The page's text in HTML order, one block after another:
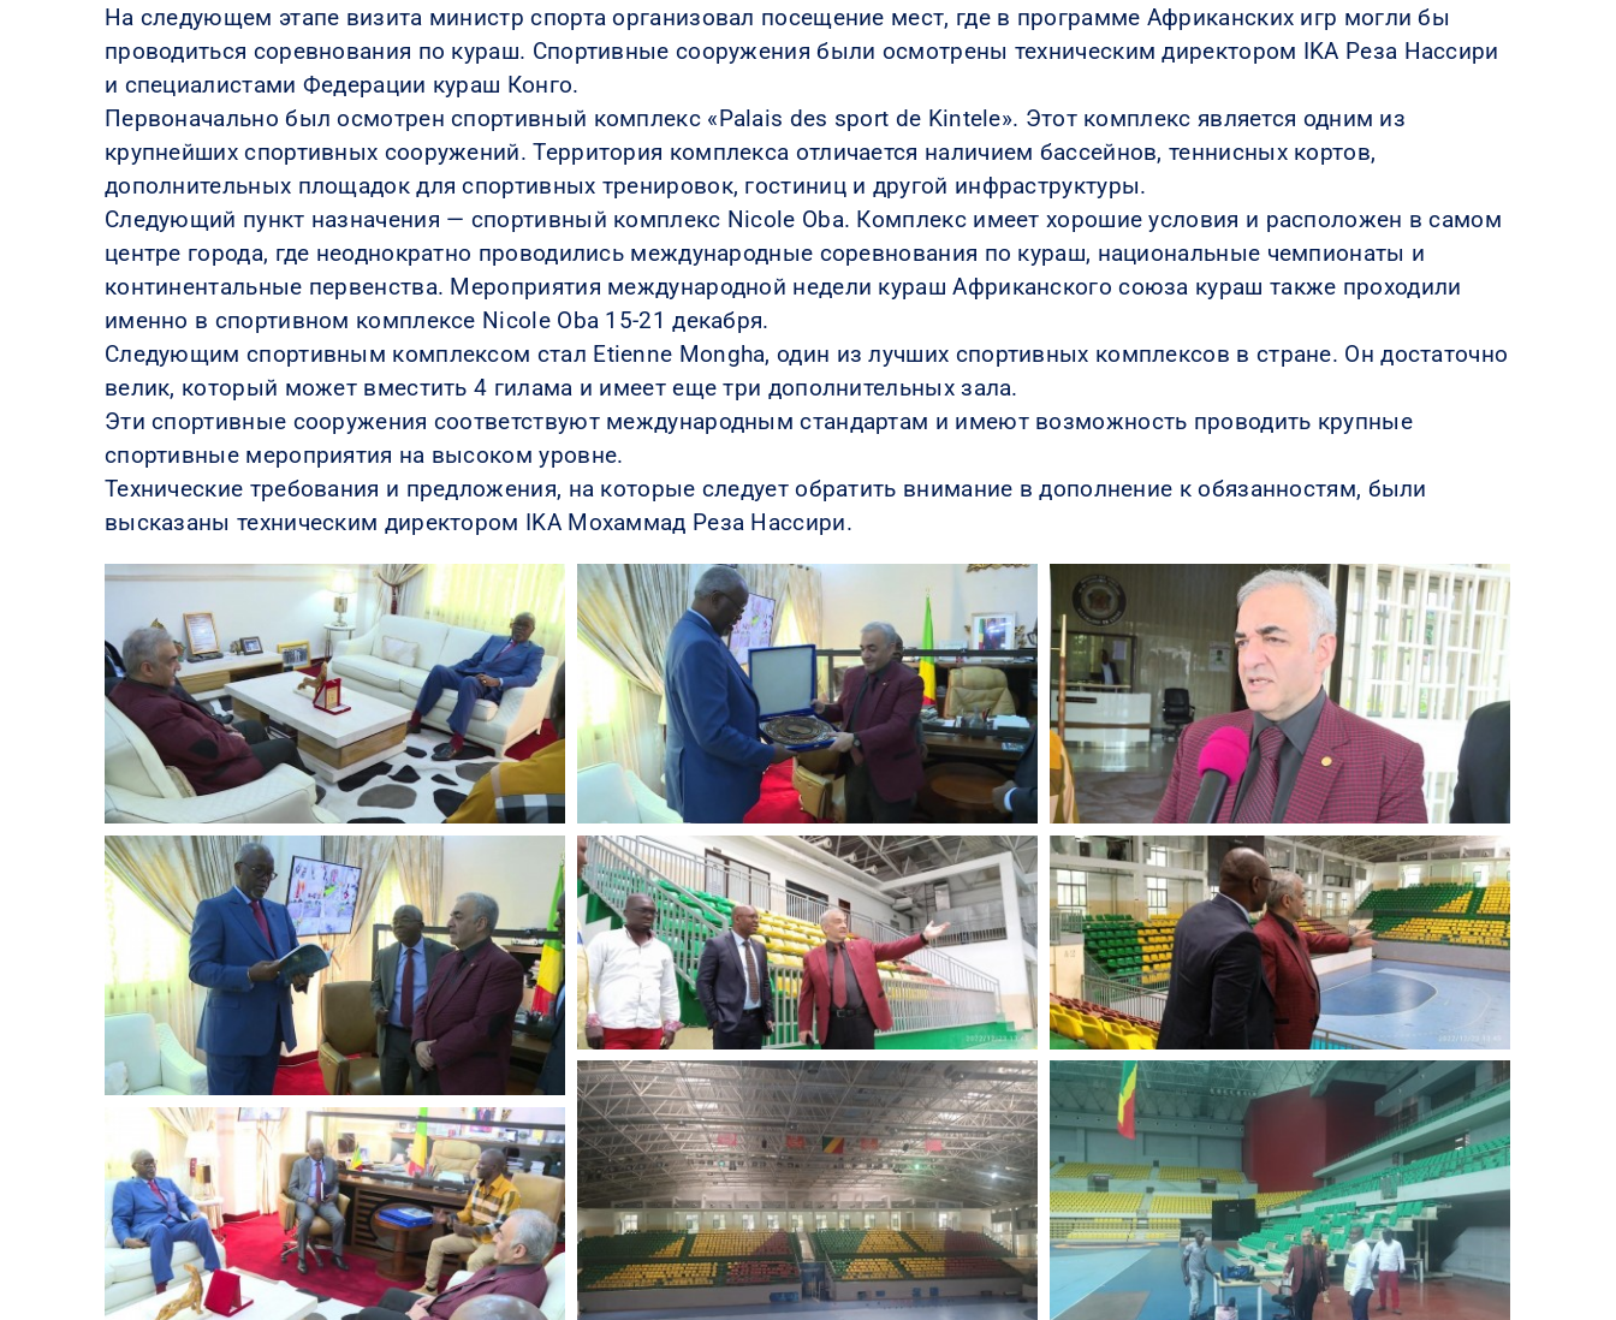
На следующем этапе визита министр спорта организовал посещение мест, где в программе Африканских игр могли бы
проводиться соревнования по кураш. Спортивные сооружения были осмотрены техническим директором IKA Реза Нассири
и специалистами Федерации кураш Конго.
Первоначально был осмотрен спортивный комплекс «Palais des sport de Kintele». Этот комплекс является одним из
крупнейших спортивных сооружений. Территория комплекса отличается наличием бассейнов, теннисных кортов,
дополнительных площадок для спортивных тренировок, гостиниц и другой инфраструктуры.
Следующий пункт назначения — спортивный комплекс Nicole Oba. Комплекс имеет хорошие условия и расположен в самом
центре города, где неоднократно проводились международные соревнования по кураш, национальные чемпионаты и
континентальные первенства. Мероприятия международной недели кураш Африканского союза кураш также проходили
именно в спортивном комплексе Nicole Oba 15-21 декабря.
Следующим спортивным комплексом стал Etienne Mongha, один из лучших спортивных комплексов в стране. Он достаточно
велик, который может вместить 4 гилама и имеет еще три дополнительных зала.
Эти спортивные сооружения соответствуют международным стандартам и имеют возможность проводить крупные
спортивные мероприятия на высоком уровне.
Технические требования и предложения, на которые следует обратить внимание в дополнение к обязанностям, были
высказаны техническим директором IKA Мохаммад Реза Нассири.